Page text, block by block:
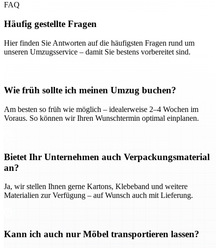
FAQ
Häufig gestellte Fragen
Hier finden Sie Antworten auf die häufigsten Fragen rund um
unseren Umzugsservice – damit Sie bestens vorbereitet sind.
Wie früh sollte ich meinen Umzug buchen?
Am besten so früh wie möglich – idealerweise 2–4 Wochen im
Voraus. So können wir Ihren Wunschtermin optimal einplanen.
Bietet Ihr Unternehmen auch Verpackungsmaterial
an?
Ja, wir stellen Ihnen gerne Kartons, Klebeband und weitere
Materialien zur Verfügung – auf Wunsch auch mit Lieferung.
Kann ich auch nur Möbel transportieren lassen?